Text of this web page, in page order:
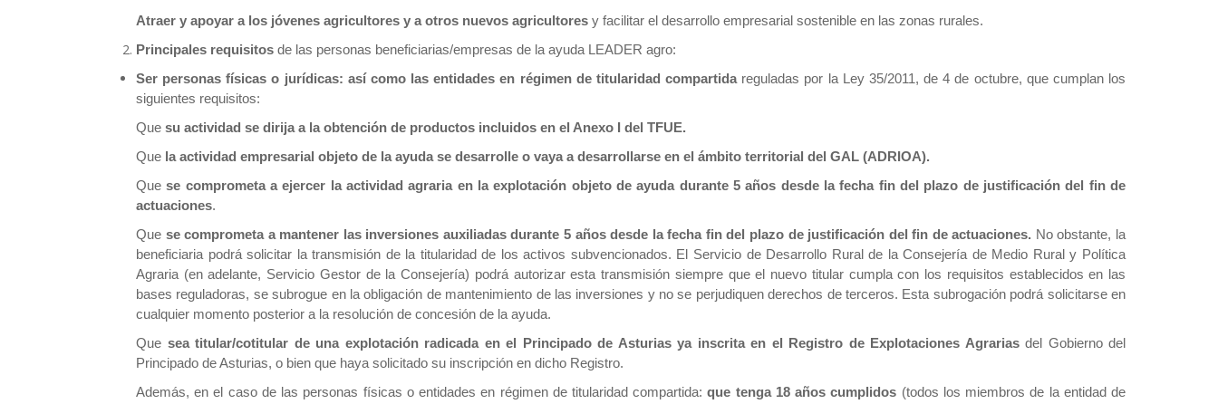
Atraer y apoyar a los jóvenes agricultores y a otros nuevos agricultores y facilitar el desarrollo empresarial sostenible en las zonas rurales.
Principales requisitos de las personas beneficiarias/empresas de la ayuda LEADER agro:
Ser personas físicas o jurídicas: así como las entidades en régimen de titularidad compartida reguladas por la Ley 35/2011, de 4 de octubre, que cumplan los
siguientes requisitos:
Que su actividad se dirija a la obtención de productos incluidos en el Anexo I del TFUE.
Que la actividad empresarial objeto de la ayuda se desarrolle o vaya a desarrollarse en el ámbito territorial del GAL (ADRIOA).
Quese comprometa a ejercer la actividad agraria en la explotación objeto de ayuda durante 5 años desde la fecha fin del plazo de justificación del fin de
actuaciones.
Que se comprometa a mantener las inversiones auxiliadas durante 5 años desde la fecha fin del plazo de justificación del fin de actuaciones. No obstante, la
beneficiaria podrá solicitar la transmisión de la titularidad de los activos subvencionados. El Servicio de Desarrollo Rural de la Consejería de Medio Rural y Política
Agraria (en adelante, Servicio Gestor de la Consejería) podrá autorizar esta transmisión siempre que el nuevo titular cumpla con los requisitos establecidos en las
bases reguladoras, se subrogue en la obligación de mantenimiento de las inversiones y no se perjudiquen derechos de terceros. Esta subrogación podrá solicitarse en
cualquier momento posterior a la resolución de concesión de la ayuda.
Que sea titular/cotitular de una explotación radicada en el Principado de Asturias ya inscrita en el Registro de Explotaciones Agrarias del Gobierno del
Principado de Asturias, o bien que haya solicitado su inscripción en dicho Registro.
Además, en el caso de las personas físicas o entidades en régimen de titularidad compartida:que tenga 18 años cumplidos (todos los miembros de la entidad de